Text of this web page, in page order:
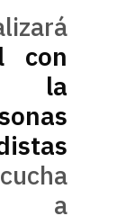
con
la
a